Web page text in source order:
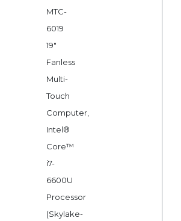
MTC-
6019
19"
Fanless
Multi-
Touch
Computer,
Intel®
Core™
i7-
6600U
Processor
(Skylake-